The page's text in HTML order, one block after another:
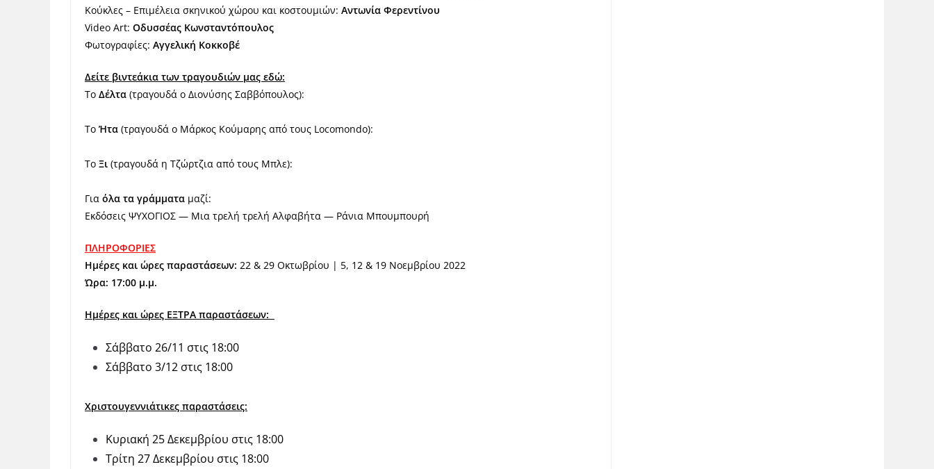
Κούκλες – Επιμέλεια σκηνικού χώρου και κοστουμιών: Αντωνία Φερεντίνου
Video Art: Οδυσσέας Κωνσταντόπουλος
Φωτογραφίες: Αγγελική Κοκκοβέ
Δείτε βιντεάκια των τραγουδιών μας εδώ:
Το Δέλτα (τραγουδά ο Διονύσης Σαββόπουλος):
Το Ήτα (τραγουδά ο Μάρκος Κούμαρης από τους Locomondo):
Το Ξι (τραγουδά η Τζώρτζια από τους Μπλε):
Για όλα τα γράμματα μαζί:
Εκδόσεις ΨΥΧΟΓΙΟΣ — Μια τρελή τρελή Αλφαβήτα — Ράνια Μπουμπουρή
ΠΛΗΡΟΦΟΡΙΕΣ
Ημέρες και ώρες παραστάσεων: 22 & 29 Οκτωβρίου | 5, 12 & 19 Νοεμβρίου 2022
Ώρα: 17:00 μ.μ.
Ημέρες και ώρες ΕΞΤΡΑ παραστάσεων:
Σάββατο 26/11 στις 18:00
Σάββατο 3/12 στις 18:00
Χριστουγεννιάτικες παραστάσεις:
Κυριακή 25 Δεκεμβρίου στις 18:00
Τρίτη 27 Δεκεμβρίου στις 18:00